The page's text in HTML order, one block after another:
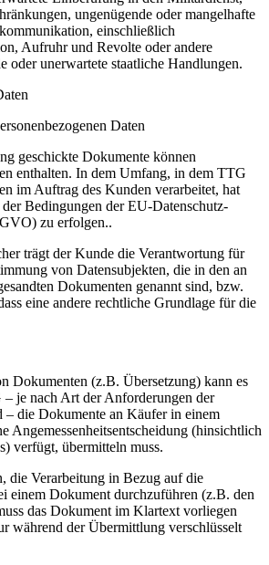
ungenügende oder mangelhafte
einschließlich
Aufruhr und Revolte oder andere
oder unerwartete staatliche Handlungen.
Daten
geschickte Dokumente können
enthalten. In dem Umfang, in dem TTG
im Auftrag des Kunden verarbeitet, hat
Bedingungen der EU-Datenschutz-
zu erfolgen..
trägt der Kunde die Verantwortung für
von Datensubjekten, die in den an
Dokumenten genannt sind, bzw.
eine andere rechtliche Grundlage für die
Dokumenten (z.B. Übersetzung) kann es
je nach Art der Anforderungen der
– die Dokumente an Käufer in einem
Angemessenheitsentscheidung (hinsichtlich
verfügt, übermitteln muss.
die Verarbeitung in Bezug auf die
einem Dokument durchzuführen (z.B. den
das Dokument im Klartext vorliegen
während der Übermittlung verschlüsselt